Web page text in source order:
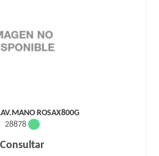
ROSAX800G
28878
Consultar